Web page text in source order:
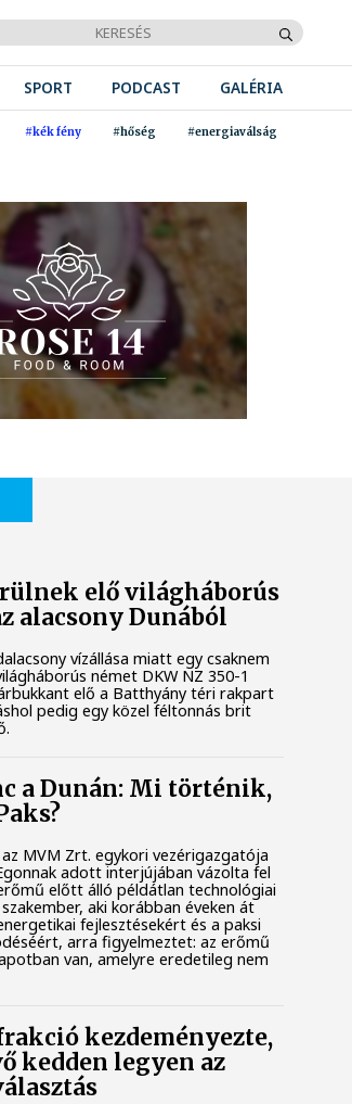
SPORT PODCAST GALÉRIA
#kék fény #hőség #energiaválság
elő világháborús
alacsony Dunából
vízállása miatt egy csaknem
német DKW NZ 350-1
elő a Batthyány téri rakpart
pedig egy közel féltonnás brit
a Dunán: Mi történik,
MVM Zrt. egykori vezérigazgatója
adott interjújában vázolta fel
előtt álló példátlan technológiai
aki korábban éveken át
fejlesztésekért és a paksi
arra figyelmeztet: az erőmű
van, amelyre eredetileg nem
kezdeményezte,
kedden legyen az